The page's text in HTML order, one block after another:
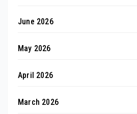
June 2026
May 2026
April 2026
March 2026